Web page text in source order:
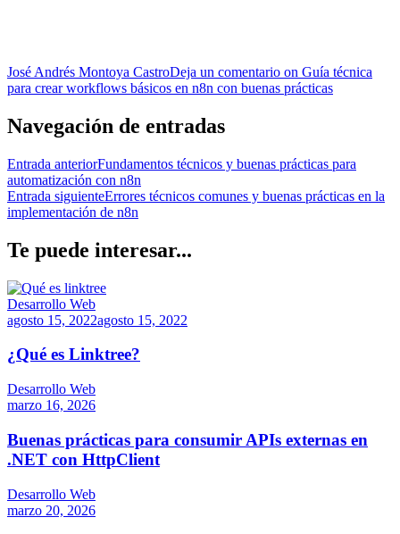
José Andrés Montoya CastroDeja un comentario on Guía técnica
para crear workflows básicos en n8n con buenas prácticas
Navegación de entradas
Entrada anteriorFundamentos técnicos y buenas prácticas para
automatización con n8n
Entrada siguienteErrores técnicos comunes y buenas prácticas en la
implementación de n8n
Te puede interesar...
Desarrollo Web
agosto 15, 2022agosto 15, 2022
¿Qué es Linktree?
Desarrollo Web
marzo 16, 2026
Buenas prácticas para consumir APIs externas en
.NET con HttpClient
Desarrollo Web
marzo 20, 2026